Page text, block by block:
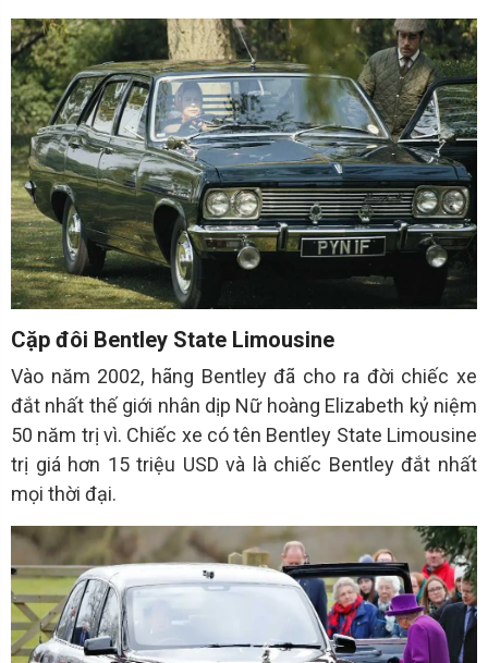
Cặp đôi Bentley State Limousine
Vào năm 2002, hãng Bentley đã cho ra đời chiếc xe
đắt nhất thế giới nhân dịp Nữ hoàng Elizabeth kỷ niệm
50 năm trị vì. Chiếc xe có tên Bentley State Limousine
trị giá hơn 15 triệu USD và là chiếc Bentley đắt nhất
mọi thời đại.